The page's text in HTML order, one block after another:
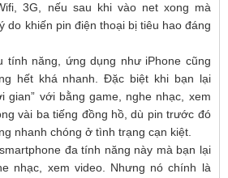
3G, nếu sau khi vào net xong mà
do khiến pin điện thoại bị tiêu hao đáng
tính năng, ứng dụng như iPhone cũng
hết khá nhanh. Đặc biệt khi bạn lại
gian” với bằng game, nghe nhạc, xem
vài ba tiếng đồng hồ, dù pin trước đó
nhanh chóng ở tình trạng cạn kiệt.
đa tính năng này mà bạn lại
nhạc, xem video. Nhưng nó chính là